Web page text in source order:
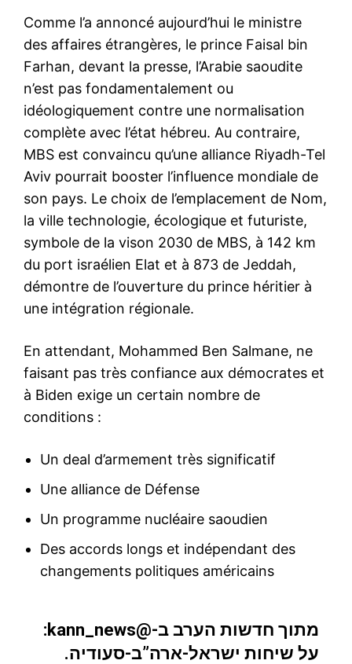
Comme l’a annoncé aujourd’hui le ministre
des affaires étrangères, le prince Faisal bin
Farhan, devant la presse, l’Arabie saoudite
n’est pas fondamentalement ou
idéologiquement contre une normalisation
complète avec l’état hébreu. Au contraire,
MBS est convaincu qu’une alliance Riyadh-Tel
Aviv pourrait booster l’influence mondiale de
son pays. Le choix de l’emplacement de Nom,
la ville technologie, écologique et futuriste,
symbole de la vison 2030 de MBS, à 142 km
du port israélien Elat et à 873 de Jeddah,
démontre de l’ouverture du prince héritier à
une intégration régionale.
En attendant, Mohammed Ben Salmane, ne
faisant pas très confiance aux démocrates et
à Biden exige un certain nombre de
conditions :
Un deal d’armement très significatif
Une alliance de Défense
Un programme nucléaire saoudien
Des accords longs et indépendant des
changements politiques américains
מתוך חדשות הערב ב-@kann_news
:
על שיחות ישראל-ארה”ב-סעודיה.